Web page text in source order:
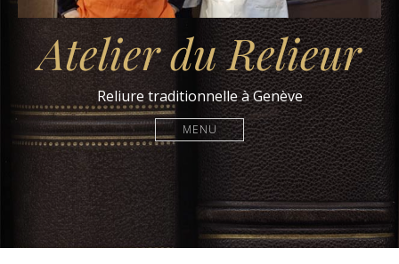
Atelier du Relieur
Reliure traditionnelle à Genève
MENU